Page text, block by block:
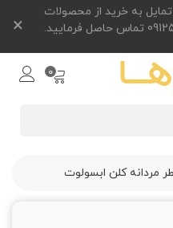
به خرید از محصولات
×
0
مردانه کلن ابسولوت